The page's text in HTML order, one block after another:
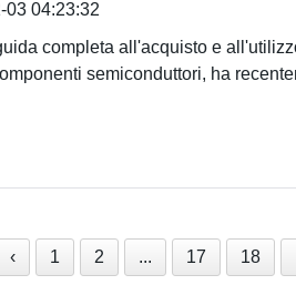
03 04:23:32
completa all'acquisto e
semiconduttori, ha
‹ 1 2 ... 17 18